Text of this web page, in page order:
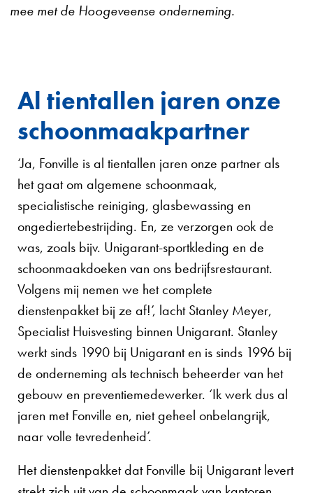
mee met de Hoogeveense onderneming.
Al tientallen jaren onze
schoonmaakpartner
‘Ja, Fonville is al tientallen jaren onze partner als
het gaat om algemene schoonmaak,
specialistische reiniging, glasbewassing en
ongediertebestrijding. En, ze verzorgen ook de
was, zoals bijv. Unigarant-sportkleding en de
schoonmaakdoeken van ons bedrijfsrestaurant.
Volgens mij nemen we het complete
dienstenpakket bij ze af!’, lacht Stanley Meyer,
Specialist Huisvesting binnen Unigarant. Stanley
werkt sinds 1990 bij Unigarant en is sinds 1996 bij
de onderneming als technisch beheerder van het
gebouw en preventiemedewerker. ‘Ik werk dus al
jaren met Fonville en, niet geheel onbelangrijk,
naar volle tevredenheid’.
Het dienstenpakket dat Fonville bij Unigarant levert